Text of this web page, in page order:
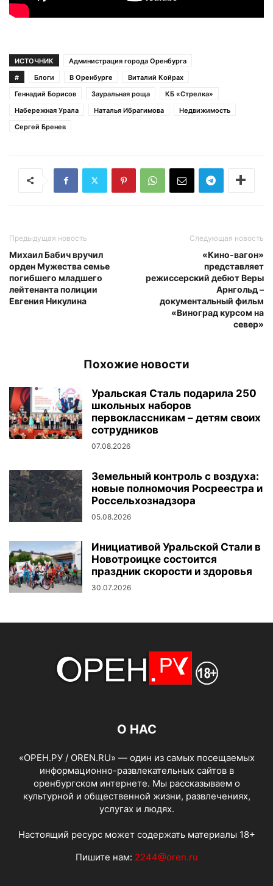
ИСТОЧНИК
Администрация города Оренбурга
#
Блоги В Оренбурге
Виталий Койрах
Геннадий Борисов
Зауральная роща
КБ «Стрелка»
Набережная Урала
Наталья Ибрагимова
Недвижимость
Сергей Бренев
Предыдущая новость
Михаил Бабич вручил
орден Мужества семье
погибшего младшего
лейтенанта полиции
Евгения Никулина
Следующая новость
«Кино-вагон»
представляет
режиссерский дебют Веры
Арнгольд –
документальный фильм
«Виноград курсом на
север»
Похожие новости
Уральская Сталь подарила 250
школьных наборов
первоклассникам – детям своих
сотрудников
07.08.2026
Земельный контроль с воздуха:
новые полномочия Росреестра и
Россельхознадзора
05.08.2026
Инициативой Уральской Стали в
Новотроицке состоится
праздник скорости и здоровья
30.07.2026
О НАС
«ОРЕН.РУ / OREN.RU» — один из самых посещаемых
информационно-развлекательных сайтов в
оренбургском интернете. Мы рассказываем о
культурной и общественной жизни, развлечениях,
услугах и людях.
Настоящий ресурс может содержать материалы 18+
Пишите нам: 2244@oren.ru